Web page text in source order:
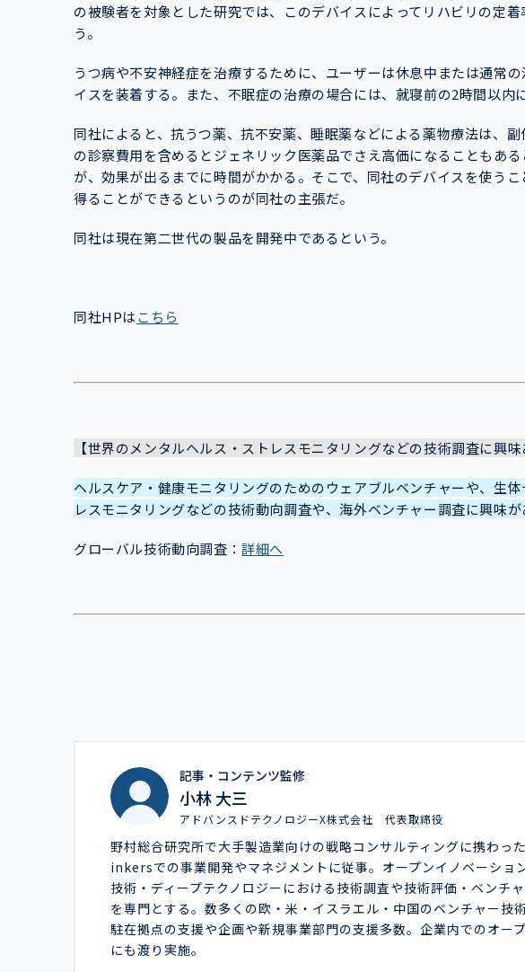
の被験者を対象とした研究では、このデバイスによってリハビリの定
う。
うつ病や不安神経症を治療するために、ユーザーは休息中または通常
イスを装着する。また、不眠症の治療の場合には、就寝前の2時間以内
同社によると、抗うつ薬、抗不安薬、睡眠薬などによる薬物療法は、
の診察費用を含めるとジェネリック医薬品でさえ高価になることもあ
が、効果が出るまでに時間がかかる。そこで、同社のデバイスを使う
得ることができるというのが同社の主張だ。
同社は現在第二世代の製品を開発中であるという。
同社HPはこちら
【世界のメンタルヘルス・ストレスモニタリングなどの技術調査に興味
ヘルスケア・健康モニタリングのためのウェアブルベンチャーや、生
レスモニタリングなどの技術動向調査や、海外ベンチャー調査に興味
グローバル技術動向調査：詳細へ
記事・コンテンツ監修
小林 大三
アドバンスドテクノロジーX株式会社 代表取締役
野村総合研究所で大手製造業向けの戦略コンサルティングに携わっ
inkersでの事業開発やマネジメントに従事。オープンイノベーショ
技術・ディープテクノロジーにおける技術調査や技術評価・ベンチ
を専門とする。数多くの欧・米・イスラエル・中国のベンチャー技
駐在拠点の支援や企画や新規事業部門の支援多数。企業内でのオー
にも渡り実施。